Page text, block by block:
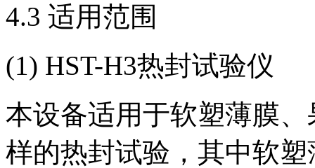
4.3 适用范围
(1) HST-H3热封试验仪
本设备适用于软塑薄膜
样的热封试验，其中软